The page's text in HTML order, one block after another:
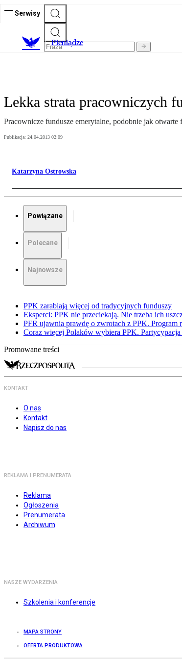
Serwisy
Pieniądze
Lekka strata pracowniczych
Pracownicze fundusze emerytalne, podobnie jak
Publikacja: 24.04.2013 02:09
Katarzyna Ostrowska
Powiązane
Polecane
Najnowsze
PPK zarabiają więcej od tradycyjnych funduszy
Eksperci: PPK nie przeciekają. Nie trzeba ich
PFR ujawnia prawdę o zwrotach z PPK. Program
Coraz więcej Polaków wybiera PPK. Partycypacja
Promowane treści
KONTAKT
O nas
Kontakt
Napisz do nas
REKLAMA I PRENUMERATA
Reklama
Ogłoszenia
Prenumerata
Archiwum
NASZE WYDARZENIA
Szkolenia i konferencje
MAPA STRONY
OFERTA PRODUKTOWA